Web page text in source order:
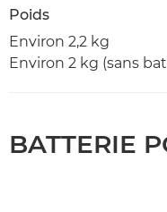
Poids
Environ 2,2 kg
Environ 2 kg (sans
BATTERIE